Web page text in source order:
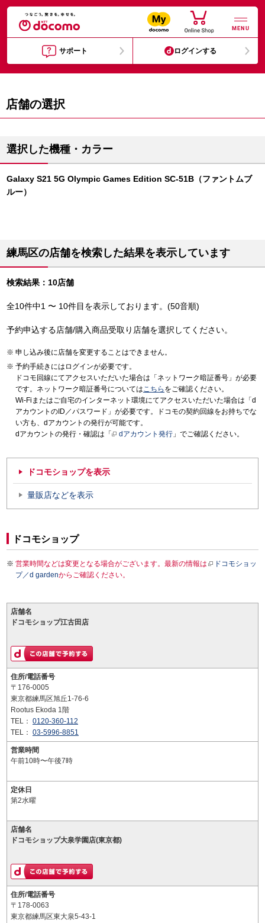
MENU
サポート ログインする
店舗の選択
選択した機種・カラー
Galaxy S21 5G Olympic Games Edition SC-51B（ファントムブ
ルー）
練馬区の店舗を検索した結果を表示しています
検索結果：10店舗
全10件中1 〜 10件目を表示しております。(50音順)
予約申込する店舗/購入商品受取り店舗を選択してください。
申し込み後に店舗を変更することはできません。
予約手続きにはログインが必要です。
ドコモ回線にてアクセスいただいた場合は「ネットワーク暗証番号」が必要
です。ネットワーク暗証番号についてはこちら をご確認ください。
Wi-Fiまたはご自宅のインターネット環境にてアクセスいただいた場合は「d
アカウントのID／パスワード」が必要です。ドコモの契約回線をお持ちでな
い方も、dアカウントの発行が可能です。
dアカウントの発行・確認は「
dアカウント発行 」でご確認ください。
ドコモショップを表示
量販店などを表示
ドコモショップ
営業時間などは変更となる場合がございます。最新の情報は
ドコモショッ
プ／d gardenからご確認ください。
店舗名
ドコモショップ江古田店
住所/電話番号
〒176-0005
東京都練馬区旭丘1-76-6
Rootus Ekoda 1階
TEL： 0120-360-112
TEL： 03-5996-8851
営業時間
午前10時〜午後7時
定休日
第2水曜
店舗名
ドコモショップ大泉学園店(東京都)
住所/電話番号
〒178-0063
東京都練馬区東大泉5-43-1